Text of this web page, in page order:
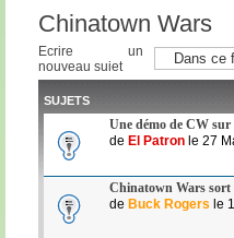
Chinatown Wars
Ecrire un
nouveau sujet
SUJETS
Une démo de CW sur
de El Patronle 27
Chinatown Wars sort
de Buck Rogers le